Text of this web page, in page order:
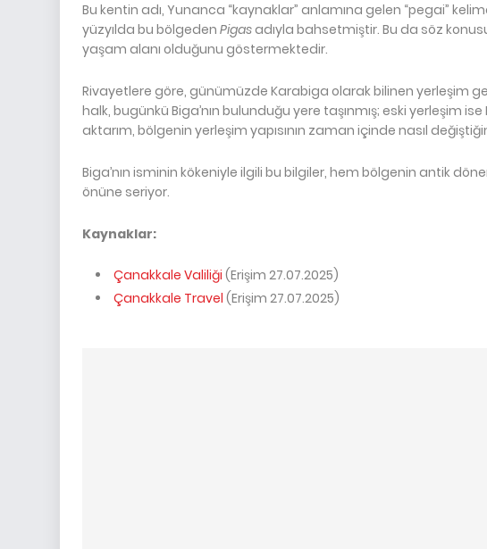
Bu kentin adı, Yunanca “kaynaklar” anlamına gelen “pegai”
yüzyılda bu bölgeden Pigasadıyla bahsetmiştir. Bu da söz
yaşam alanı olduğunu göstermektedir.
Rivayetlere göre, günümüzde Karabiga olarak bilinen yerleşim
halk, bugünkü Biga’nın bulunduğu yere taşınmış; eski yerleşim
aktarım, bölgenin yerleşim yapısının zaman içinde nasıl
Biga’nın isminin kökeniyle ilgili bu bilgiler, hem bölgenin antik
önüne seriyor.
Kaynaklar:
Çanakkale Valiliği (Erişim 27.07.2025)
Çanakkale Travel (Erişim 27.07.2025)